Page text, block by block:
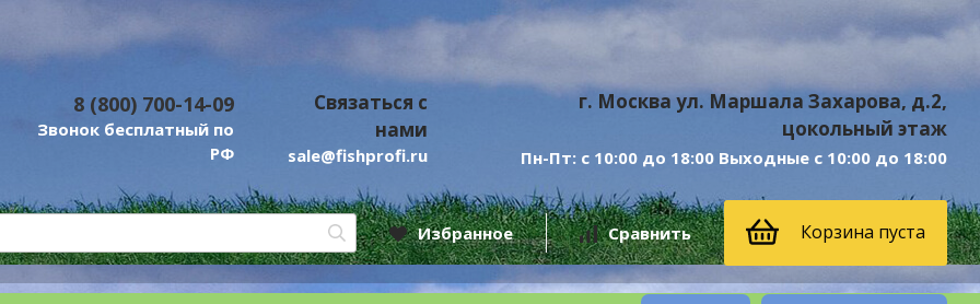
8 (800) 700-14-09
Звонок бесплатный по
РФ
Связаться с
нами
sale@fishprofi.ru
г. Москва ул. Маршала Захарова, д.2,
цокольный этаж
Пн-Пт: с 10:00 до 18:00 Выходные с 10:00 до 18:00
Избранное Сравнить Корзина пуста